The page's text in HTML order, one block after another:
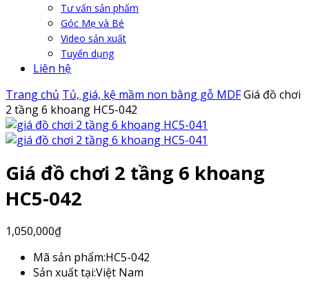
Tư vấn sản phẩm
Góc Mẹ và Bé
Video sản xuất
Tuyển dụng
Liên hệ
Trang chủ Tủ, giá, kệ mầm non bằng gỗ MDFGiá đồ chơi
2 tầng 6 khoang HC5-042
Giá đồ chơi 2 tầng 6 khoang
HC5-042
1,050,000₫
Mã sản phẩm:HC5-042
Sản xuất tại:Việt Nam